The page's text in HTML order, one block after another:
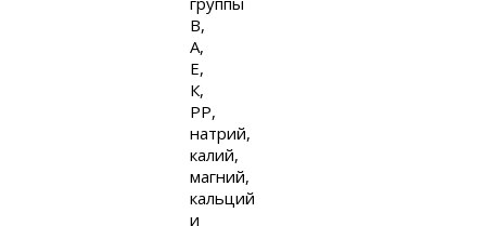
В,
А,
Е,
К,
РР,
натрий,
калий,
магний,
кальций
и